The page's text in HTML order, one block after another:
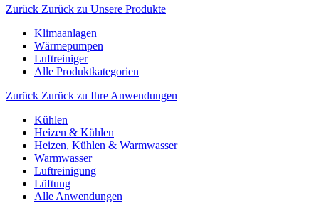
Zurück Zurück zu Unsere Produkte
Klimaanlagen
Wärmepumpen
Luftreiniger
Alle Produktkategorien
Zurück Zurück zu Ihre Anwendungen
Kühlen
Heizen & Kühlen
Heizen, Kühlen & Warmwasser
Warmwasser
Luftreinigung
Lüftung
Alle Anwendungen